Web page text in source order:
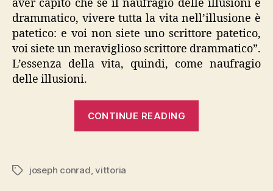
aver capito che se il naufragio delle illusioni è
drammatico, vivere tutta la vita nell’illusione è
patetico: e voi non siete uno scrittore patetico,
voi siete un meraviglioso scrittore drammatico”.
L’essenza della vita, quindi, come naufragio
delle illusioni.
CONTINUE READING
Tagsjoseph conrad ,vittoria